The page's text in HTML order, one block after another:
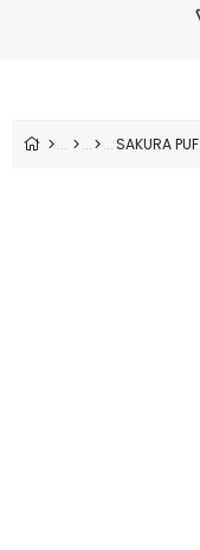
SAKURA PUF